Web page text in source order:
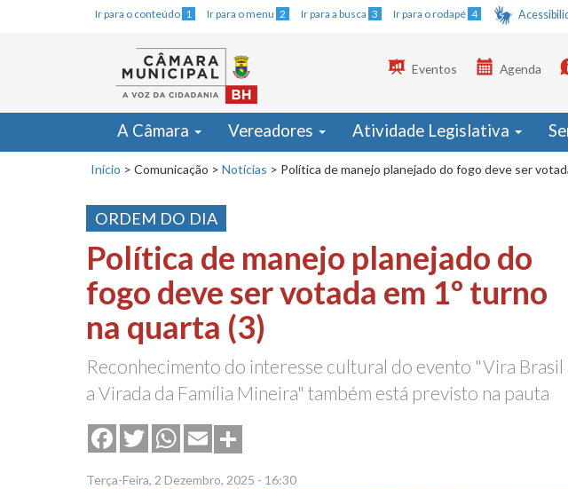
Ir para o conteúdo 1 Ir para o menu 2 Ir para a busca 3 Ir para o rodapé 4
Eventos Agenda
A Câmara Vereadores Atividade Legislativa
Início > Comunicação > Notícias > Política de manejo planejado do fogo deve ser
ORDEM DO DIA
Política de manejo planejado do
fogo deve ser votada em 1º turno
na quarta (3)
Reconhecimento do interesse cultural do evento "Vira
a Virada da Família Mineira" também está previsto na pauta
FacebookTwitterWhatsApp
Email
Terça-Feira, 2 Dezembro, 2025 - 16:30